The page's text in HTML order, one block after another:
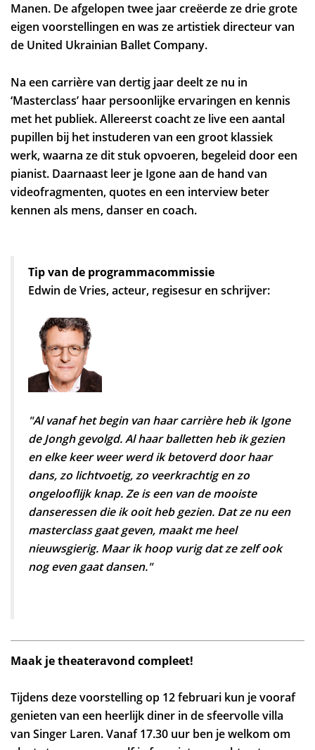
Manen. De afgelopen twee jaar creëerde ze drie grote
eigen voorstellingen en was ze artistiek directeur van
de United Ukrainian Ballet Company.
Na een carrière van dertig jaar deelt ze nu in
‘Masterclass’ haar persoonlijke ervaringen en kennis
met het publiek. Allereerst coacht ze live een aantal
pupillen bij het instuderen van een groot klassiek
werk, waarna ze dit stuk opvoeren, begeleid door een
pianist. Daarnaast leer je Igone aan de hand van
videofragmenten, quotes en een interview beter
kennen als mens, danser en coach.
Tip van de programmacommissie
Edwin de Vries, acteur, regisesur en schrijver:
"Al vanaf het begin van haar carrière heb ik Igone
de Jongh gevolgd. Al haar balletten heb ik gezien
en elke keer weer werd ik betoverd door haar
dans, zo lichtvoetig, zo veerkrachtig en zo
ongelooflijk knap. Ze is een van de mooiste
danseressen die ik ooit heb gezien. Dat ze nu een
masterclass gaat geven, maakt me heel
nieuwsgierig. Maar ik hoop vurig dat ze zelf ook
nog even gaat dansen."
Maak je theateravond compleet!
Tijdens deze voorstelling op 12 februari kun je vooraf
genieten van een heerlijk diner in de sfeervolle villa
van Singer Laren. Vanaf 17.30 uur ben je welkom om